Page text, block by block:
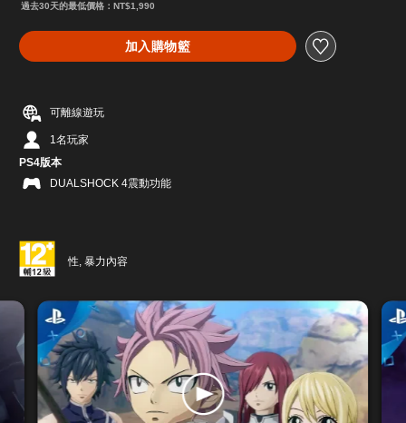
過去30天的最低價格：NT$1,990
加入購物籃
可離線遊玩
1名玩家
PS4版本
DUALSHOCK 4震動功能
性, 暴力內容